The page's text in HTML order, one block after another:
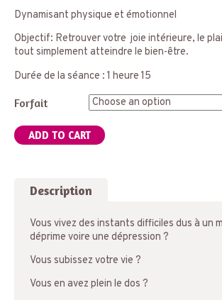
Dynamisant physique et émotionnel
Objectif: Retrouver votre joie intérieure, le
tout simplement atteindre le bien-être.
Durée de la séance : 1 heure 15
Forfait
ADD TO CART
Description
Vous vivez des instants difficiles dus à un
déprime voire une dépression ?
Vous subissez votre vie ?
Vous en avez plein le dos ?